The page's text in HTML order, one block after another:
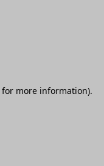
for more information).